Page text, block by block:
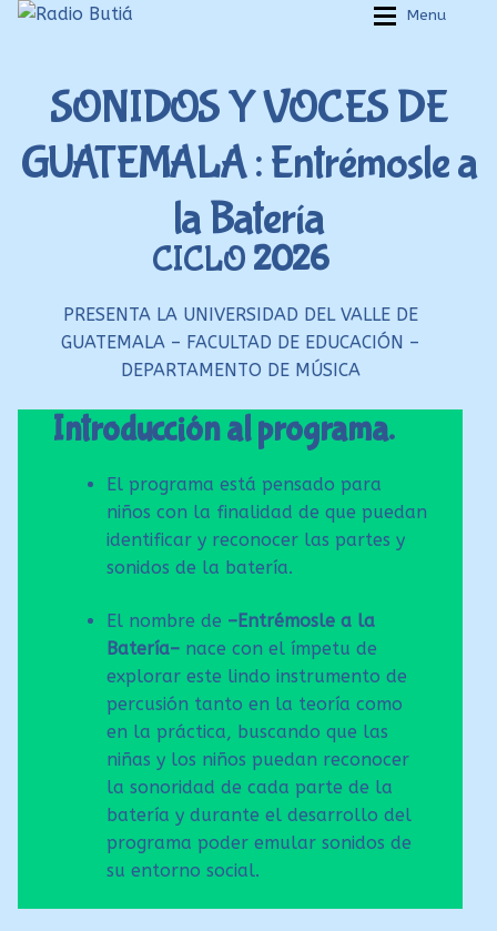
Ir
navegación
Ir
Menu
Login
Armá tu playlist
Propuestas para el aula
Discoteca Digital Butiá
Hágase socio
Ayuda
Login
Armá tu playlist
Propuestas para el aula
Discoteca Digital Butiá
Hágase socio
Ayuda
SONIDOS Y VOCES DE
GUATEMALA : Entrémosle a
la Batería
CICLO 2026
PRESENTA LA UNIVERSIDAD DEL VALLE DE
GUATEMALA – FACULTAD DE EDUCACIÓN –
DEPARTAMENTO DE MÚSICA
Introducción al programa.
El programa está pensado para
niños con la finalidad de que puedan
identificar y reconocer las partes y
sonidos de la batería.
El nombre de –Entrémosle a la
Batería– nace con el ímpetu de
explorar este lindo instrumento de
percusión tanto en la teoría como
en la práctica, buscando que las
niñas y los niños puedan reconocer
la sonoridad de cada parte de la
batería y durante el desarrollo del
programa poder emular sonidos de
su entorno social.